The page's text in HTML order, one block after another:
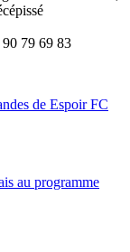
79 69 83
de Espoir FC
au programme